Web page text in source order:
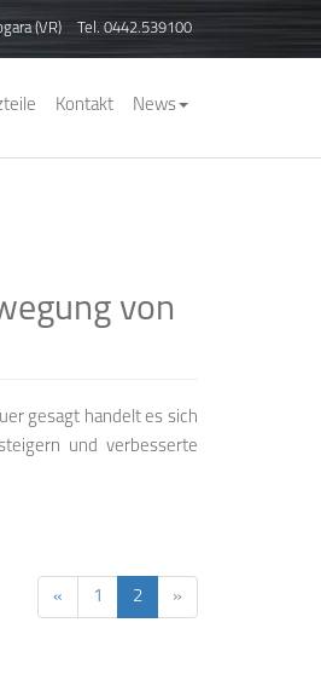
(VR) Tel. 0442.539100
Kontakt News
von
gesagt handelt es sich
und verbesserte
« 1 2 »